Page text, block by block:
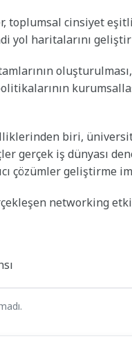
toplumsal cinsiyet
yol haritalarını
biri,
gerçek iş dünyası
çözümler geliştirme
networking